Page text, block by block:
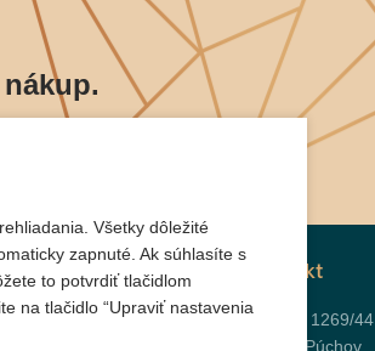
Kontakt
J. Kráľa 1269/44
020 01 Púchov
Všetky dôležité
zapnuté. Ak súhlasíte s
to potvrdiť tlačidlom
na tlačidlo “Upraviť nastavenia